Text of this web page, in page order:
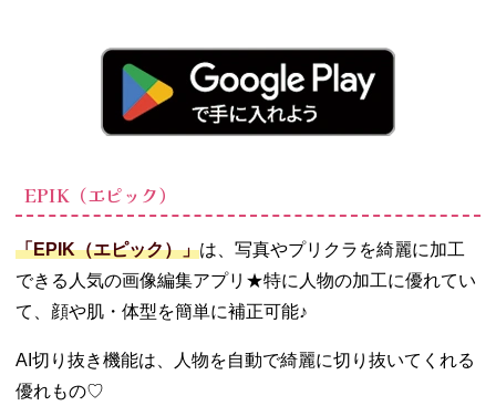
景を可愛く加工
しちゃおう♡
EPIK（エピック）
「EPIK（エピック）」は、写真やプリクラを綺麗に加工
できる人気の画像編集アプリ★特に人物の加工に優れてい
て、顔や肌・体型を簡単に補正可能♪
AI切り抜き機能は、人物を自動で綺麗に切り抜いてくれる
優れもの♡